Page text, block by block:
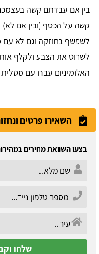
בין אם עבדתם קשה
קשה על הכסף (ובין אם
לשפשף בחוזקה וגם לא עם
לשרוט את הצבע ולקלף
האלומיניום עברו עם
השאירו פרטים
בצעו השוואת מחירים